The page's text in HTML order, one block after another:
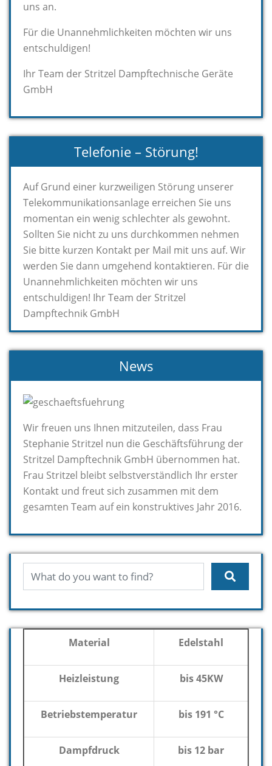
uns an.
Für die Unannehmlichkeiten möchten wir uns
entschuldigen!
Ihr Team der Stritzel Dampftechnische Geräte
GmbH
Telefonie – Störung!
Auf Grund einer kurzweiligen Störung unserer
Telekommunikationsanlage erreichen Sie uns
momentan ein wenig schlechter als gewohnt.
Sollten Sie nicht zu uns durchkommen nehmen
Sie bitte kurzen Kontakt per Mail mit uns auf. Wir
werden Sie dann umgehend kontaktieren. Für die
Unannehmlichkeiten möchten wir uns
entschuldigen! Ihr Team der Stritzel
Dampftechnik GmbH
News
Wir freuen uns Ihnen mitzuteilen, dass Frau
Stephanie Stritzel nun die Geschäftsführung der
Stritzel Dampftechnik GmbH übernommen hat.
Frau Stritzel bleibt selbstverständlich Ihr erster
Kontakt und freut sich zusammen mit dem
gesamten Team auf ein konstruktives Jahr 2016.
Material Edelstahl
Heizleistung bis 45KW
Betriebstemperatur bis 191 °C
Dampfdruck bis 12 bar